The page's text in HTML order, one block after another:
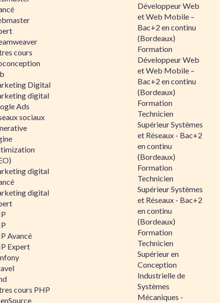
cours
Digital
digital
Ads
sociaux
digital
digital
Avancé
Expert
cours PHP
Développeur Web
et Web Mobile –
Bac+2 en continu
(Bordeaux)
Formation
Développeur Web
et Web Mobile –
Bac+2 en continu
(Bordeaux)
Formation
Technicien
Supérieur Systèmes
et Réseaux - Bac+2
en continu
(Bordeaux)
Formation
Technicien
Supérieur Systèmes
et Réseaux - Bac+2
en continu
(Bordeaux)
Formation
Technicien
Supérieur en
Conception
Industrielle de
Systèmes
Mécaniques -